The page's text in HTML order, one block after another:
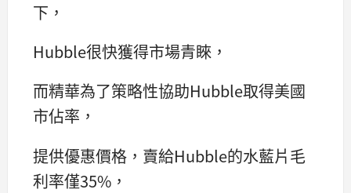
下，
Hubble很快獲得市場青睞，
而精華為了策略性協助Hubble取得美國
市佔率，
提供優惠價格，賣給Hubble的水藍片毛
利率僅35%，